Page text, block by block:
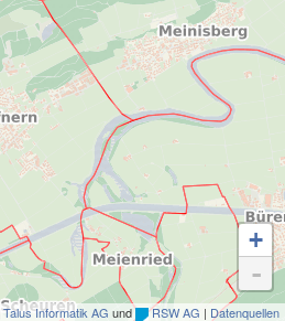
+
-
Talus Informatik AG und RSW AG | Datenquellen